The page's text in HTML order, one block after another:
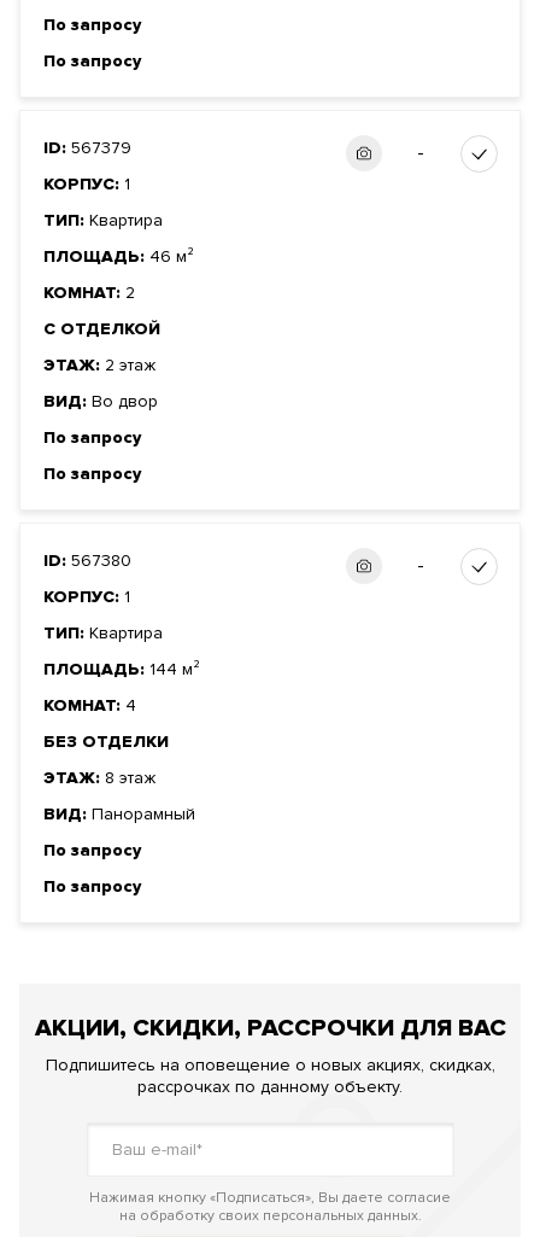
По запросу
По запросу
ID: 567379
КОРПУС: 1
ТИП: Квартира
ПЛОЩАДЬ: 46 м²
КОМНАТ: 2
С ОТДЕЛКОЙ
ЭТАЖ: 2 этаж
ВИД: Во двор
По запросу
По запросу
-
ID: 567380
КОРПУС: 1
ТИП: Квартира
ПЛОЩАДЬ: 144 м²
КОМНАТ: 4
БЕЗ ОТДЕЛКИ
ЭТАЖ: 8 этаж
ВИД: Панорамный
По запросу
По запросу
-
АКЦИИ, СКИДКИ, РАССРОЧКИ ДЛЯ ВАС
Подпишитесь на оповещение о новых акциях, скидках,
рассрочках по данному объекту.
Нажимая кнопку «Подписаться», Вы даете согласие
на обработку своих персональных данных.